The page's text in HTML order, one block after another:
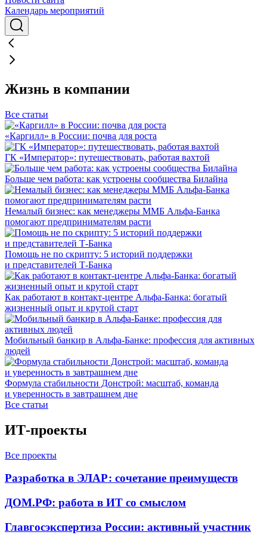
Календарь мероприятий
Жизнь в компании
Все статьи
«Каргилл» в России: почва для роста
ГК «Император»: путешествовать, работая вахтой
Больше чем работа: как устроены сообщества Билайна
Немалый бизнес: как менеджеры ММБ Альфа-Банка
помогают предпринимателям расти
Помощь не по скрипту: 5 историй поддержки
и представителей Т-Банка
Как работают в контакт-центре Альфа-Банка: богатый
жизненный опыт и крутой старт
Мобильный банкир в Альфа-Банке: профессия для активных
людей
Формула стабильности Донстрой: масштаб, команда
и уверенность в завтрашнем дне
Все статьи
ИТ-проекты
Все проекты
Разработка в ЭЛАР: сочетание преимуществ
ДОМ.РФ: работа в ИТ со смыслом
Главгосэкспертиза России: активный участник